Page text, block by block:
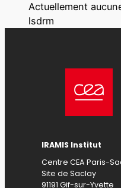
Actuellement
lsdrm
IRAMIS Institut
Centre CEA Paris-
Site de Saclay
91191 Gif-sur-Yvette